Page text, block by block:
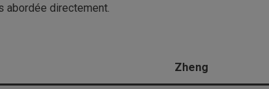
directement.
Zheng